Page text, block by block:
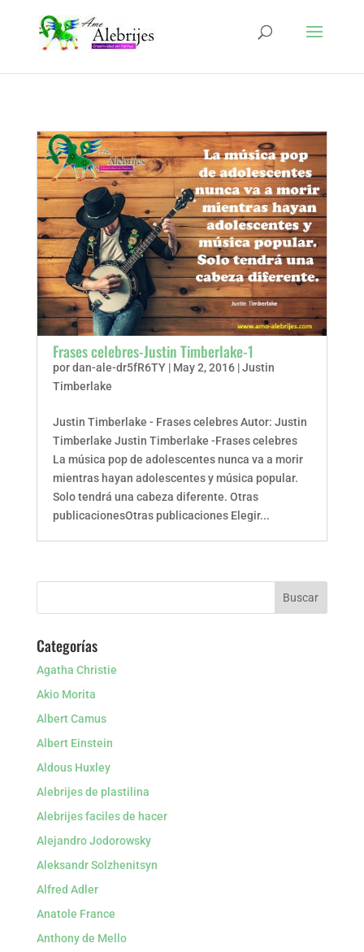
Frases celebres-Justin Timberlake-1
pordan-ale-dr5fR6TY| May 2, 2016|Justin
Timberlake
Justin Timberlake - Frases celebres Autor: Justin
Timberlake Justin Timberlake -Frases celebres
La música pop de adolescentes nunca va a morir
mientras hayan adolescentes y música popular.
Solo tendrá una cabeza diferente. Otras
publicacionesOtras publicaciones Elegir...
Categorías
Agatha Christie
Akio Morita
Albert Camus
Albert Einstein
Aldous Huxley
Alebrijes de plastilina
Alebrijes faciles de hacer
Alejandro Jodorowsky
Aleksandr Solzhenitsyn
Alfred Adler
Anatole France
Anthony de Mello